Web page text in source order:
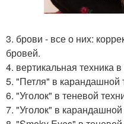
3. брови - все о них:
бровей.
4. вертикальная техника
5. "Петля" в карандашной
6. "Уголок" в теневой
7. "Уголок" в карандашной